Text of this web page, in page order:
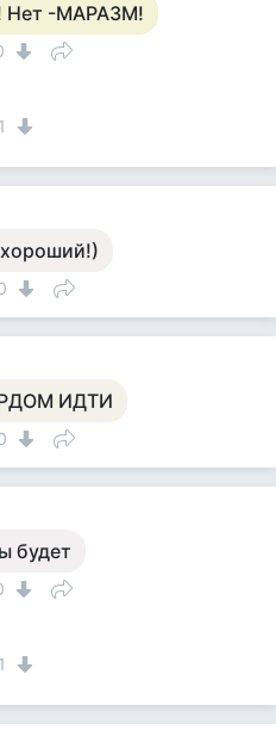
Нет -МАРАЗМ!
1
хороший!)
ИДТИ
будет
1